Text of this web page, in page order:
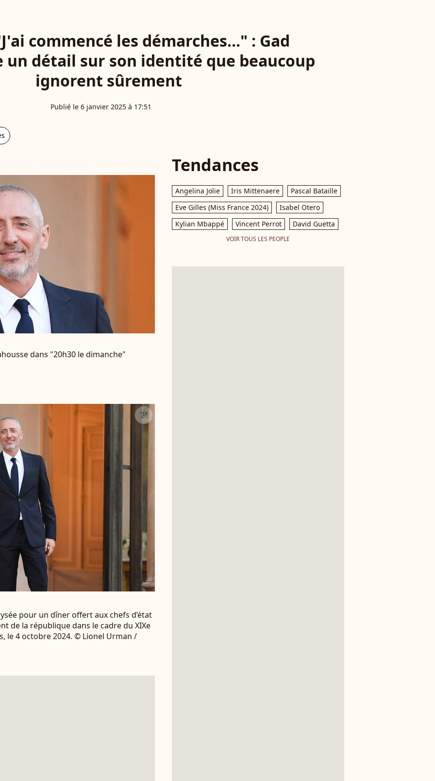
commencé les démarches..." : Gad
un détail sur son identité que beaucoup
ignorent sûrement
Publié le 6 janvier 2025 à 17:51
dans "20h30 le dimanche"
pour un dîner offert aux chefs d’état
de la république dans le cadre du XIXe
le 4 octobre 2024. © Lionel Urman /
Tendances
Angelina Jolie Iris Mittenaere
Pascal Bataille
Eve Gilles (Miss France 2024)
Isabel Otero
Kylian Mbappé
Vincent Perrot David Guetta
VOIR TOUS LES PEOPLE